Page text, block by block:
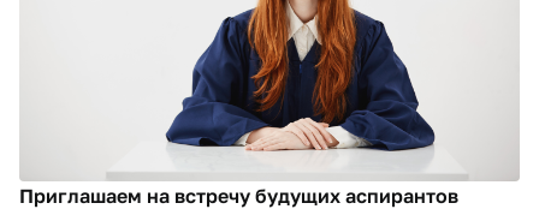
Приглашаем на встречу будущих аспирантов